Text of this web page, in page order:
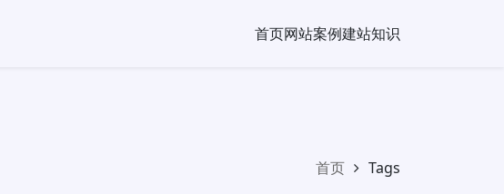
首页网站案例建站知识
首页 Tags